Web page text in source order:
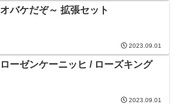
オバケだぞ～ 拡張セット
2023.09.01
ローゼンケーニッヒ / ローズキング
2023.09.01